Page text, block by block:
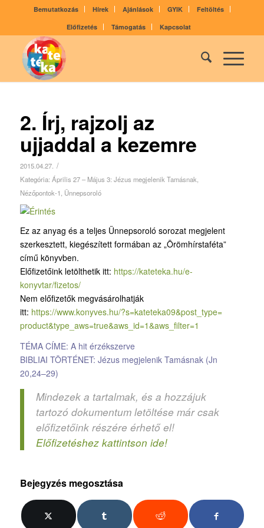
Bemutatkozás Hírek Ajánlások GYIK
Feltöltés
Előfizetés
Támogatás Kapcsolat
2. Írj, rajzolj az
ujjaddal a kezemre
2015.04.27. /
Kategória: Április 27 – Május 3: Jézus megjelenik Tamásnak
Nézőpontok-1 Ünnepsoroló
Ez az anyag és a teljes Ünnepsoroló sorozat megjelent
szerkesztett, kiegészített formában az „Örömhírstaféta”
című könyvben.
Előfizetőink letölthetik itt: https://kateteka.hu/e-
konyvtar/fizetos/
Nem előfizetők megvásárolhatják
itt: https://www.konyves.hu/?s=kateteka09&post_type=
product&type_aws=true&aws_id=1&aws_filter=1
TÉMA CÍME: A hit érzékszerve
BIBLIAI TÖRTÉNET: Jézus megjelenik Tamásnak (Jn
20,24–29)
Mindezek a tartalmak, és a hozzájuk
tartozó dokumentum letöltése már csak
előfizetőink részére érhető el!
Előfizetéshez kattintson ide!
Bejegyzés megosztása